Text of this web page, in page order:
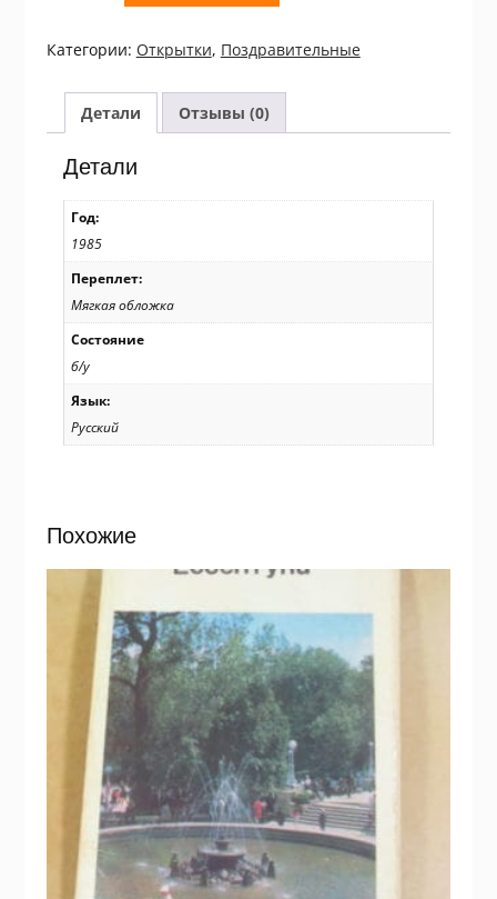
1985.
Новым
годом!
Художник
Любезнов
р208
Категории: Открытки, Поздравительные
Детали Отзывы (0)
Детали
Год:
1985
Переплет:
Мягкая обложка
Состояние
б/у
Язык:
Русский
Похожие